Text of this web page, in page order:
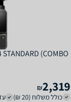
(COMBO)
2,319
₪
כולל משלוח (20 ₪)
עד 7